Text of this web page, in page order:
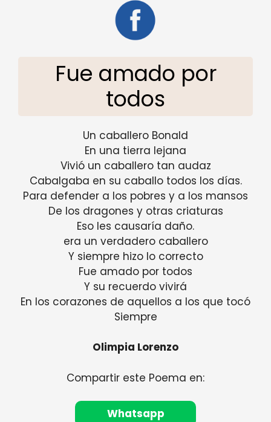
Fue amado por
todos
Un caballero Bonald
En una tierra lejana
Vivió un caballero tan audaz
Cabalgaba en su caballo todos los días.
Para defender a los pobres y a los mansos
De los dragones y otras criaturas
Eso les causaría daño.
era un verdadero caballero
Y siempre hizo lo correcto
Fue amado por todos
Y su recuerdo vivirá
En los corazones de aquellos a los que tocó
Siempre
Olimpia Lorenzo
Compartir este Poema en:
Whatsapp